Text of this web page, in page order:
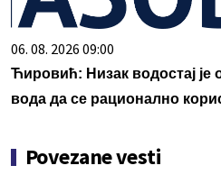
06. 08. 2026 09:00
Ћировић: Низак водостај је
вода да се рационално
Povezane vesti